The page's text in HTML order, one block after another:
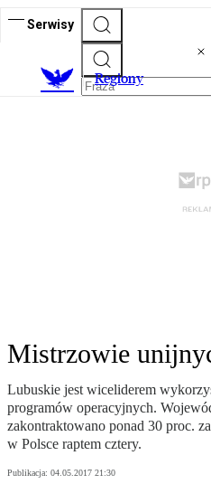
Serwisy
Regiony
Mistrzowie
Lubuskie jest wiceliderem
programów operacyjnych.
zakontraktowano ponad 30 proc.
w Polsce raptem cztery.
Publikacja: 04.05.2017 21:30